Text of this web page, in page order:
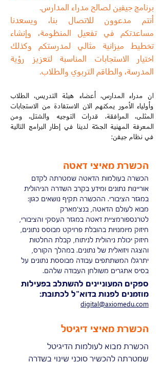
برنامج جيفين لصالح مدراء المدارس.
أنتم مدعوون للاتصال بنا، ويسعدنا
مساعدتكم في تفعيل المنظومة، وإنشاء
تخطيط ميزانية مثالي لمدرستكم وكذلك
اختيار الاستجابات المناسبة لتعزيز رؤية
المدرسة، والطاقم التربوي والطلاب.
ان مدراء المدارس، أعضاء هيئة التدريس، الطلاب
وأولياء الأمور يمكنهم الان الاستفادة من الاستجابات
المثلى، المرافقة، قدرات التوجيه والشتل، ومن
المعرفة المهنية الجمّة لدينا في إطار البرامج التالية
في نظام جيفن:
הכשרת מאיצי דאטה
הכשרה בעולמות הדאטה שמטרתה לקדם
אוריינות נתונים ומידע בקרב השדרה הניהולית
במגזר הציבורי. ההכשרה תקיף נושאים כגון:
מבוא לעולם הדאטה, בנצ'מארק
לטרנספורמציית דאטה במגזר העסקי והציבורי,
חיזוק מיומנויות בהובלת פרויקט מבוסס נתונים,
חיזוק יכולת ניהולית לניתוח, קבלת החלטות
והצגה ויזואלית של נתונים. במהלך הקורס,
יתרגלו המשתתפים עבודה מבוססת נתונים על
בסיס אתגרים משולחן העבודה שלהם.
digital@axiomedu.com
ספקים המעוניינים להשתלב בפעילות
מוזמנים לפנות בדוא"ל לכתובת:
הכשרת מאיצי דיגיטל
הכשרת מבוא לעולמות הדיגיטל
שמטרתה להכשיר סוכני שינוי בשדרה